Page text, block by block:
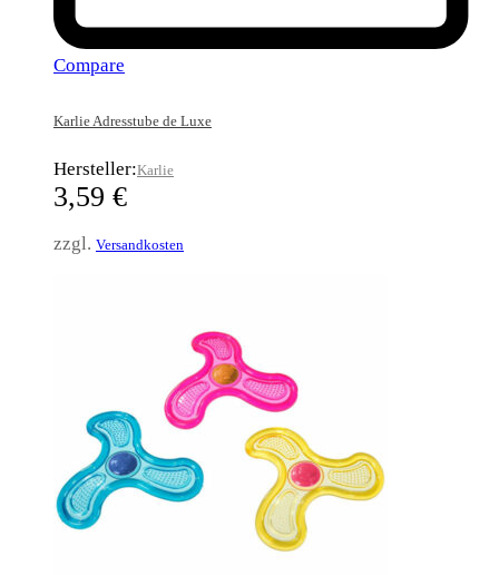
Compare
Karlie Adresstube de Luxe
Hersteller:Karlie
3,59 €
zzgl. Versandkosten